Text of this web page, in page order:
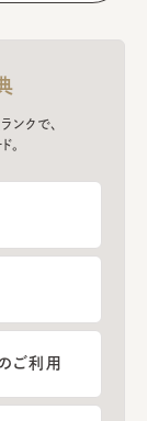
クで、
。
ご利用